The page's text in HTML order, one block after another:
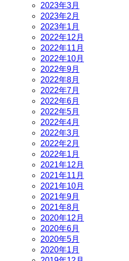
2023年3月
2023年2月
2023年1月
2022年12月
2022年11月
2022年10月
2022年9月
2022年8月
2022年7月
2022年6月
2022年5月
2022年4月
2022年3月
2022年2月
2022年1月
2021年12月
2021年11月
2021年10月
2021年9月
2021年8月
2020年12月
2020年6月
2020年5月
2020年1月